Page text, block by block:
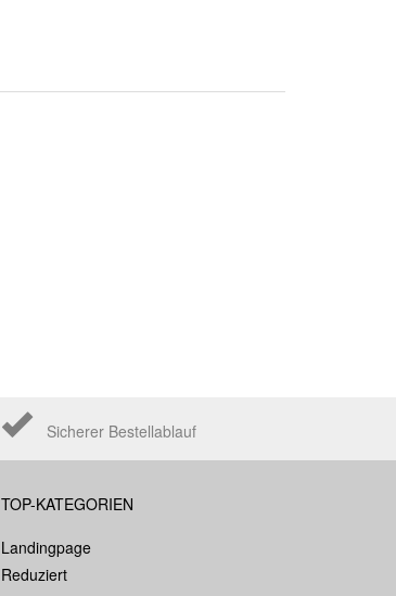
Sicherer Bestellablauf
TOP-KATEGORIEN
Landingpage
Reduziert